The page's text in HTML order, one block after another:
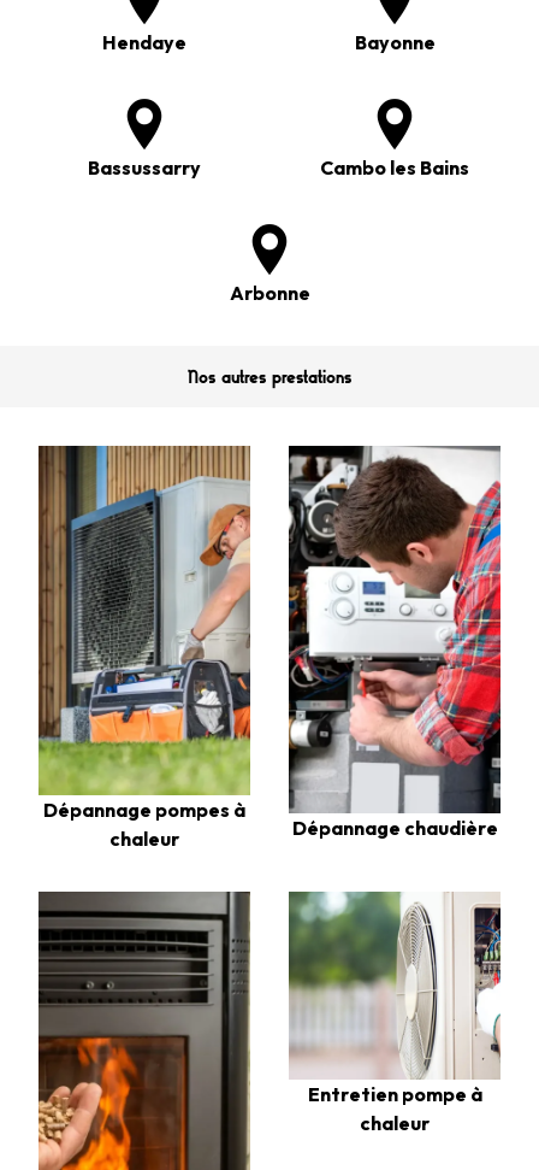
Hendaye Bayonne
Bassussarry Cambo les Bains
Arbonne
Nos autres prestations
Dépannage pompes à
chaleur
Dépannage chaudière
Entretien pompe à
chaleur